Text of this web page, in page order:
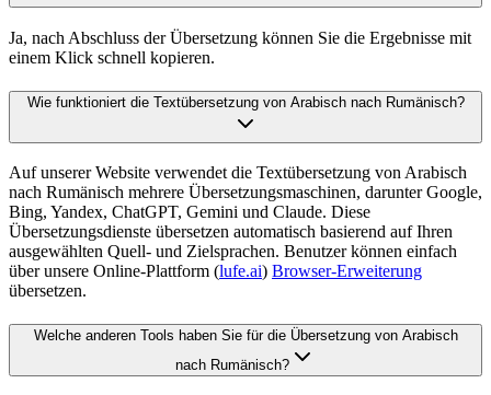
Ja, nach Abschluss der Übersetzung können Sie die Ergebnisse mit
einem Klick schnell kopieren.
Wie funktioniert die Textübersetzung von Arabisch nach Rumänisch?
Auf unserer Website verwendet die Textübersetzung von Arabisch
nach Rumänisch mehrere Übersetzungsmaschinen, darunter Google,
Bing, Yandex, ChatGPT, Gemini und Claude. Diese
Übersetzungsdienste übersetzen automatisch basierend auf Ihren
ausgewählten Quell- und Zielsprachen. Benutzer können einfach
über unsere Online-Plattform (lufe.ai) Browser-Erweiterung
übersetzen.
Welche anderen Tools haben Sie für die Übersetzung von Arabisch
nach Rumänisch?